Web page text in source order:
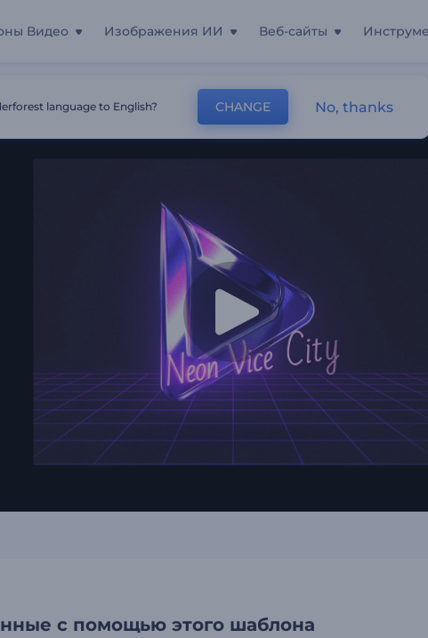
Видео Изображения ИИ Веб-сайты
с помощью этого шаблона
language to English? CHANGE No, thanks